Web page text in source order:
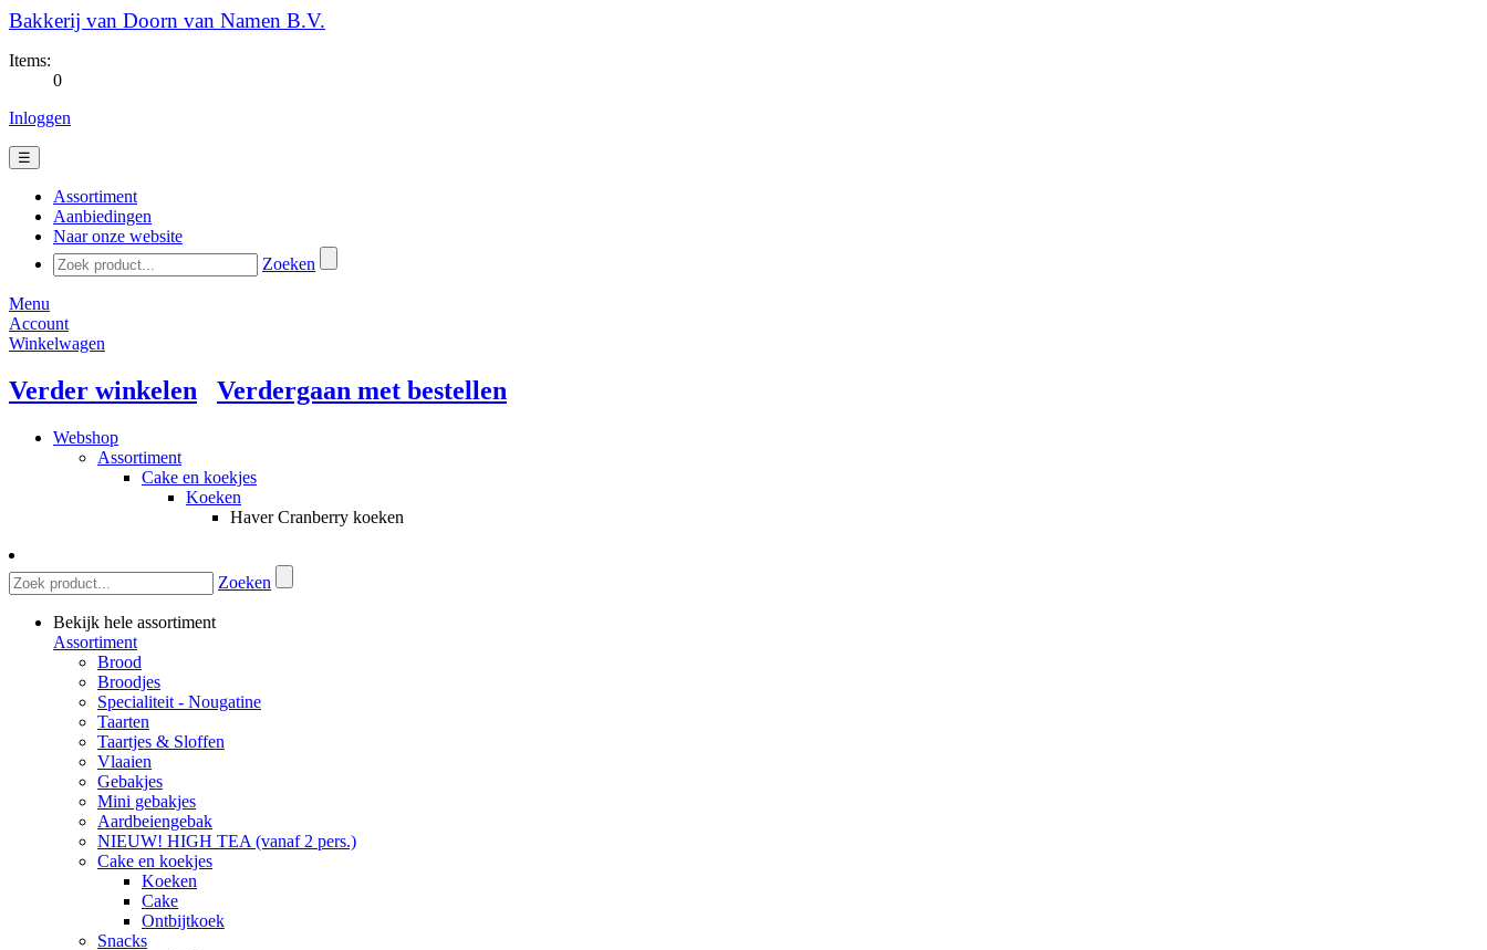
Bakkerij van Doorn van Namen B.V.
Items:
0
Inloggen
☰
Assortiment
Aanbiedingen
Naar onze website
Zoeken
Menu
Account
Winkelwagen
Verder winkelen Verdergaan met bestellen
Webshop
Assortiment
Cake en koekjes
Koeken
Haver Cranberry koeken
Zoeken
Bekijk hele assortiment
Assortiment
Brood
Broodjes
Specialiteit - Nougatine
Taarten
Taartjes & Sloffen
Vlaaien
Gebakjes
Mini gebakjes
Aardbeiengebak
NIEUW! HIGH TEA (vanaf 2 pers.)
Cake en koekjes
Koeken
Cake
Ontbijtkoek
Snacks